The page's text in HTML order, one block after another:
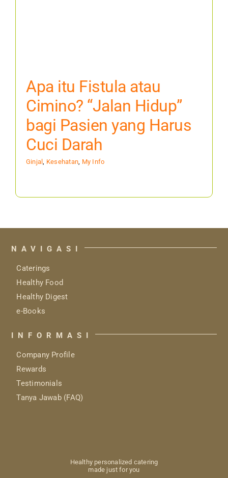
Apa itu Fistula atau
Cimino? “Jalan Hidup”
bagi Pasien yang Harus
Cuci Darah
Ginjal Kesehatan My Info
NAVIGASI
Caterings
Healthy Food
Healthy Digest
e-Books
INFORMASI
Company Profile
Rewards
Testimonials
Tanya Jawab (FAQ)
Healthy personalized catering
made just for you